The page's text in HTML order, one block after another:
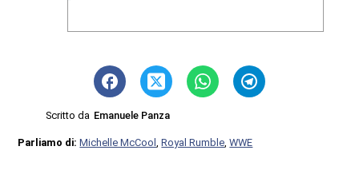
Scritto da Emanuele Panza
Parliamo di:Michelle McCool,Royal Rumble,WWE